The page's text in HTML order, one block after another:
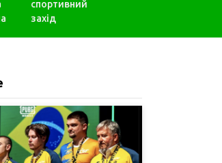
спортивний
захід